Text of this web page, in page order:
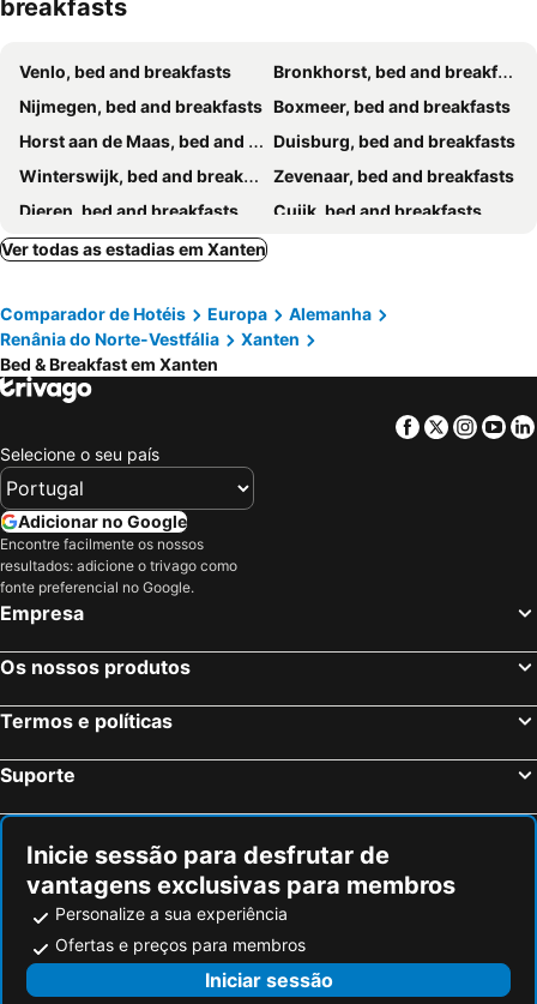
breakfasts
Venlo, bed and breakfasts
Bronkhorst, bed and breakfasts
Nijmegen, bed and breakfasts Boxmeer, bed and breakfasts
Horst aan de Maas, bed and breakfasts
Duisburg, bed and breakfasts
Winterswijk, bed and breakfasts
Zevenaar, bed and breakfasts
Dieren, bed and breakfasts
Cuijk, bed and breakfasts
Aalten, bed and breakfasts
Millingen aan de Rijn, bed and breakfasts
Velp, bed and breakfasts
Weeze, bed and breakfasts
Groesbeek, bed and breakfasts
Tegelen, bed and breakfasts
Molenhoek, bed and breakfasts
Wellerlooi, bed and breakfasts
Kleve, bed and breakfasts
Doetinchem, bed and breakfasts
Viersen, bed and breakfasts
Meerbusch, bed and breakfasts
Emmerich, bed and breakfasts
Bronckhorst, bed and breakfasts
Ruurlo, bed and breakfasts
Peel en Maas, bed and breakfasts
Terborg, bed and breakfasts
Ver todas as estadias em Xanten
Comparador de Hotéis Europa
Alemanha
Renânia do Norte-Vestfália
Xanten
Bed & Breakfast em Xanten
Facebook
Twitter
Selecione o seu país
Adicionar no Google
Encontre facilmente os nossos
resultados: adicione o trivago como
fonte preferencial no Google.
Empresa
Os nossos produtos
Termos e políticas
Suporte
Inicie sessão para desfrutar de
vantagens exclusivas para membros
Personalize a sua experiência
Ofertas e preços para membros
Iniciar sessão